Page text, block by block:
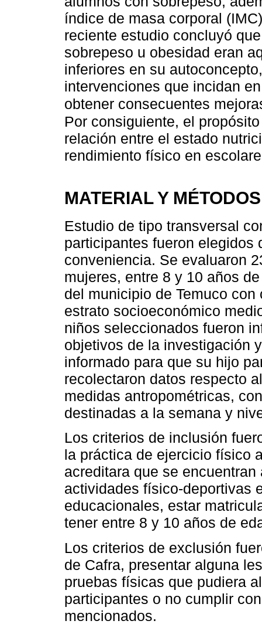
índice de masa corporal
reciente estudio concluyó
sobrepeso u obesidad eran
inferiores en su
intervenciones que incidan
obtener consecuentes
Por consiguiente, el
relación entre el estado
rendimiento físico en
MATERIAL Y MÉTODOS
Estudio de tipo transversal
participantes fueron elegidos
conveniencia. Se evaluaron
mujeres, entre 8 y 10 años
del municipio de Temuco
estrato socioeconómico
niños seleccionados fueron
objetivos de la investigación
informado para que su hijo
recolectaron datos respecto
medidas antropométricas,
destinadas a la semana y
Los criterios de inclusión
la práctica de ejercicio físico
acreditara que se
actividades físico-deportivas
educacionales, estar
tener entre 8 y 10 años de
Los criterios de exclusión
de Cafra, presentar alguna
pruebas físicas que pudiera
participantes o no cumplir
mencionados.